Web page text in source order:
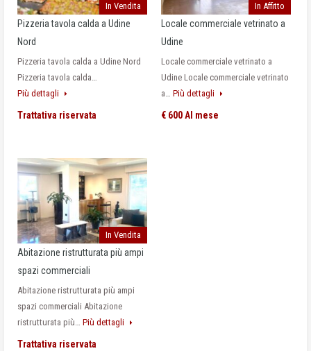
In Vendita
Pizzeria tavola calda a Udine
Nord
Pizzeria tavola calda a Udine Nord
Pizzeria tavola calda…
Più dettagli
Trattativa riservata
In Affitto
Locale commerciale vetrinato a
Udine
Locale commerciale vetrinato a
Udine Locale commerciale vetrinato
a… Più dettagli
€ 600 Al mese
In Vendita
Abitazione ristrutturata più ampi
spazi commerciali
Abitazione ristrutturata più ampi
spazi commerciali Abitazione
ristrutturata più… Più dettagli
Trattativa riservata